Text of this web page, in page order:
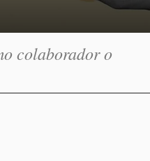
colaborador o